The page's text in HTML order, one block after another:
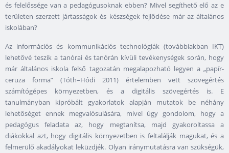
és felelőssége van a pedagógusoknak ebben? Mivel segíthető elő az e
területen szerzett jártasságok és készségek fejlődése már az általános
iskolában?
Az információs és kommunikációs technológiák (továbbiakban IKT)
lehetővé teszik a tanórai és tanórán kívüli tevékenységek során, hogy
már általános iskola felső tagozatán megalapozható legyen a „papír-
ceruza forma” (Tóth–Hódi 2011) értelemben vett szövegértés
számítógépes környezetben, és a digitális szövegértés is. E
tanulmányban kipróbált gyakorlatok alapján mutatok be néhány
lehetőséget ennek megvalósulására, mivel úgy gondolom, hogy a
pedagógus feladata az, hogy megtanítsa, majd gyakoroltassa a
diákokkal azt, hogy digitális környezetben is feltalálják magukat, és a
felmerülő akadályokat leküzdjék. Olyan iránymutatásra van szükségük,